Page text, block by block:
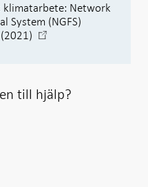
klimatarbete: Network
System (NGFS)
flik
till hjälp?